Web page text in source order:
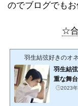
のでブログでもお
☆合
羽生結弦好きのオ
羽生結
重な舞
2023